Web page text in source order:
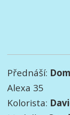
Přednáší:
Alexa 35
Kolorista: